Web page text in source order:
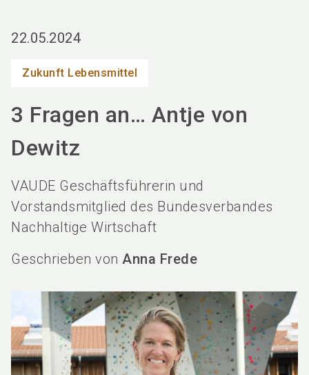
22.05.2024
Zukunft Lebensmittel
3 Fragen an… Antje von
Dewitz
VAUDE Geschäftsführerin und
Vorstandsmitglied des Bundesverbandes
Nachhaltige Wirtschaft
Geschrieben von Anna Frede